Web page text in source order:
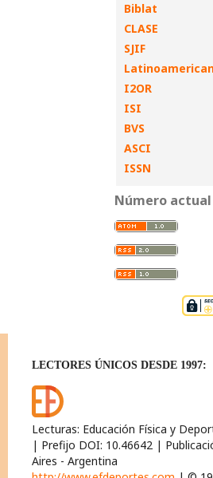
Biblat
CLASE
SJIF
I2OR
ISI
BVS
ASCI
ISSN
Número actual
LECTORES ÚNICOS DESDE 1997:
Lecturas: Educación Física y
| Prefijo DOI: 10.46642 |
Aires - Argentina